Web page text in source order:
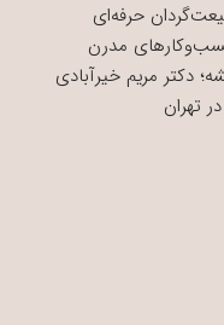
حرفه‌ای
مدرن
دکتر مریم خیرآبادی
تهران